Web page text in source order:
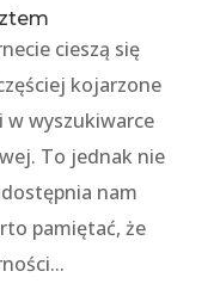
cieszą się
kojarzone
w wyszukiwarce
To jednak nie
nam
pamiętać, że